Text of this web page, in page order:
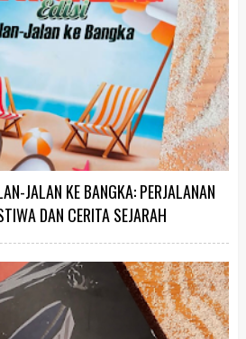
JALAN KE BANGKA: PERJALANAN
DAN CERITA SEJARAH